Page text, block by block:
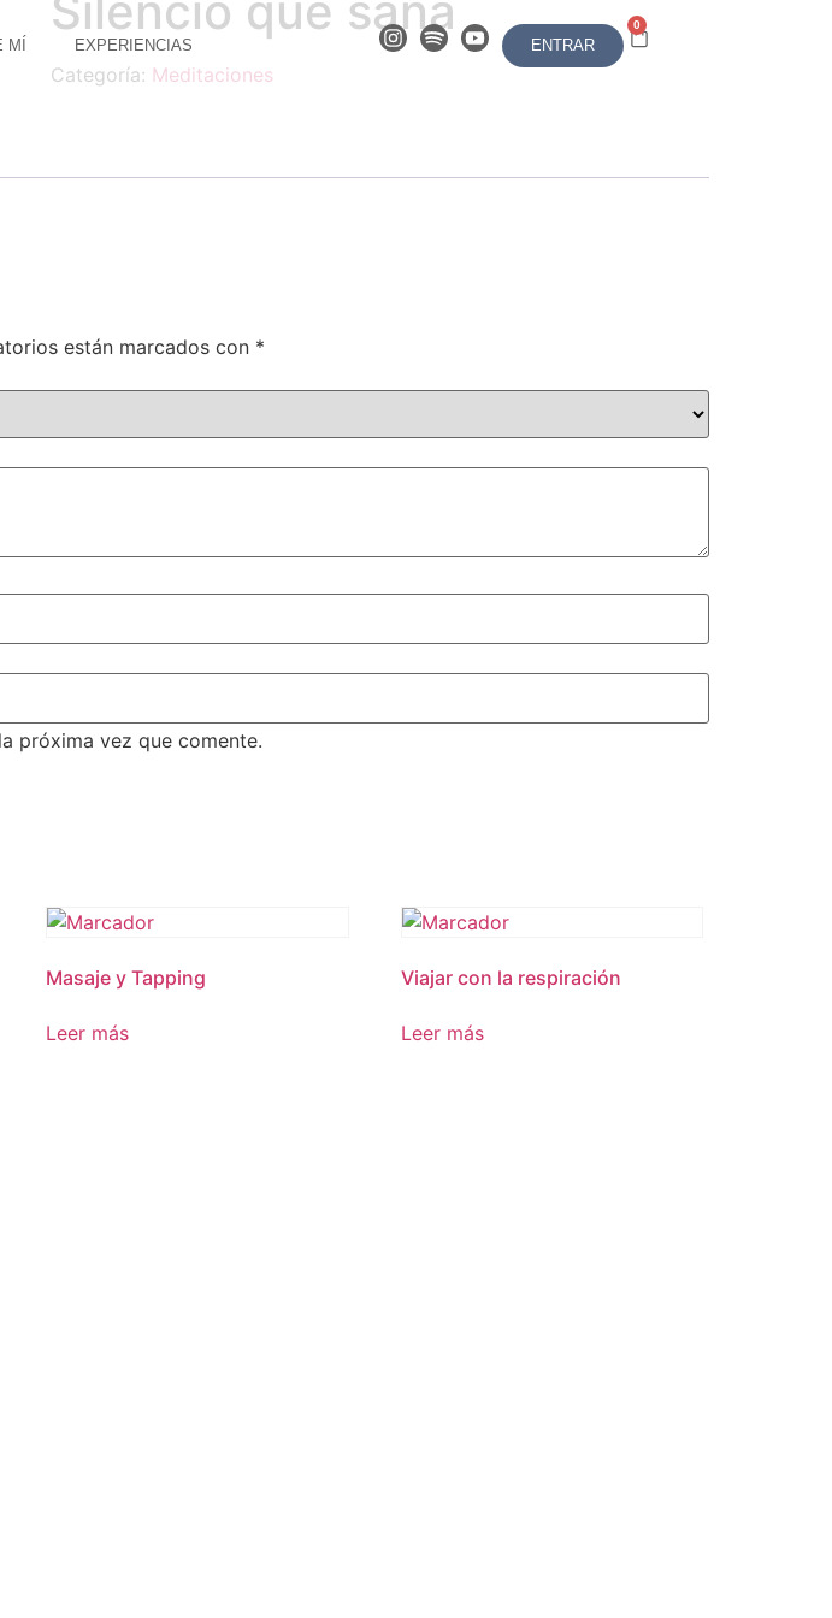
MÍ EXPERIENCIAS ENTRAR
0
Categoría: Meditaciones
están marcados con *
próxima vez que comente.
Masaje y Tapping
Leer más
Viajar con la respiración
Leer más